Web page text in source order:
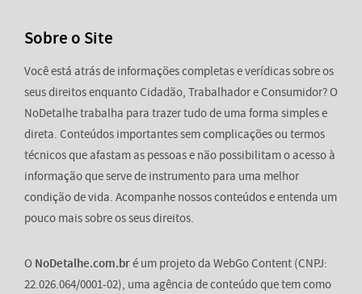
Sobre o Site
Você está atrás de informações completas e verídicas sobre os
seus direitos enquanto Cidadão, Trabalhador e Consumidor? O
NoDetalhe trabalha para trazer tudo de uma forma simples e
direta. Conteúdos importantes sem complicações ou termos
técnicos que afastam as pessoas e não possibilitam o acesso à
informação que serve de instrumento para uma melhor
condição de vida. Acompanhe nossos conteúdos e entenda um
pouco mais sobre os seus direitos.
O NoDetalhe.com.bré um projeto da WebGo Content (CNPJ:
22.026.064/0001-02), uma agência de conteúdo que tem como